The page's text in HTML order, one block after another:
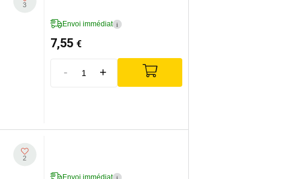
3
Envoi immédiat i
7,55 €
- +
2